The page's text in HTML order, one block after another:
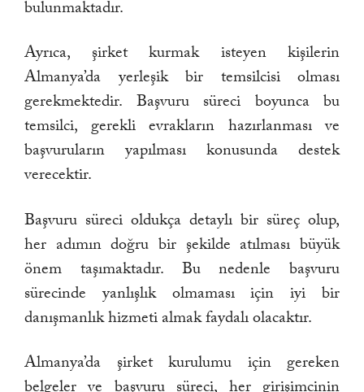
bulunmaktadır.
Ayrıca, şirket kurmak isteyen kişilerin
Almanya’da yerleşik bir temsilcisi olması
gerekmektedir. Başvuru süreci boyunca bu
temsilci, gerekli evrakların hazırlanması ve
başvuruların yapılması konusunda destek
verecektir.
Başvuru süreci oldukça detaylı bir süreç olup,
her adımın doğru bir şekilde atılması büyük
önem taşımaktadır. Bu nedenle başvuru
sürecinde yanlışlık olmaması için iyi bir
danışmanlık hizmeti almak faydalı olacaktır.
Almanya’da şirket kurulumu için gereken
belgeler ve başvuru süreci, her girişimcinin